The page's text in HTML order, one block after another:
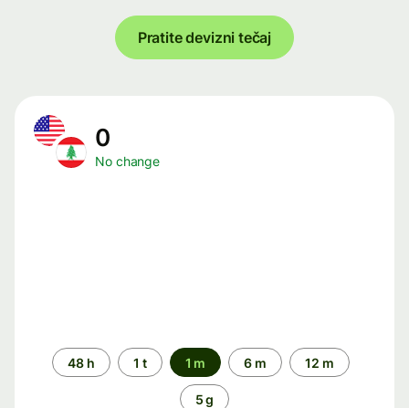
Pratite devizni tečaj
0
No change
Time
period
48 h 1 t 1 m 6 m 12 m
5 g